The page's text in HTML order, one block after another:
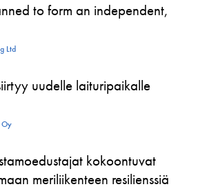
to form an independent,
Ltd
uudelle laituripaikalle
Oy
kokoontuvat
meriliikenteen resilienssiä